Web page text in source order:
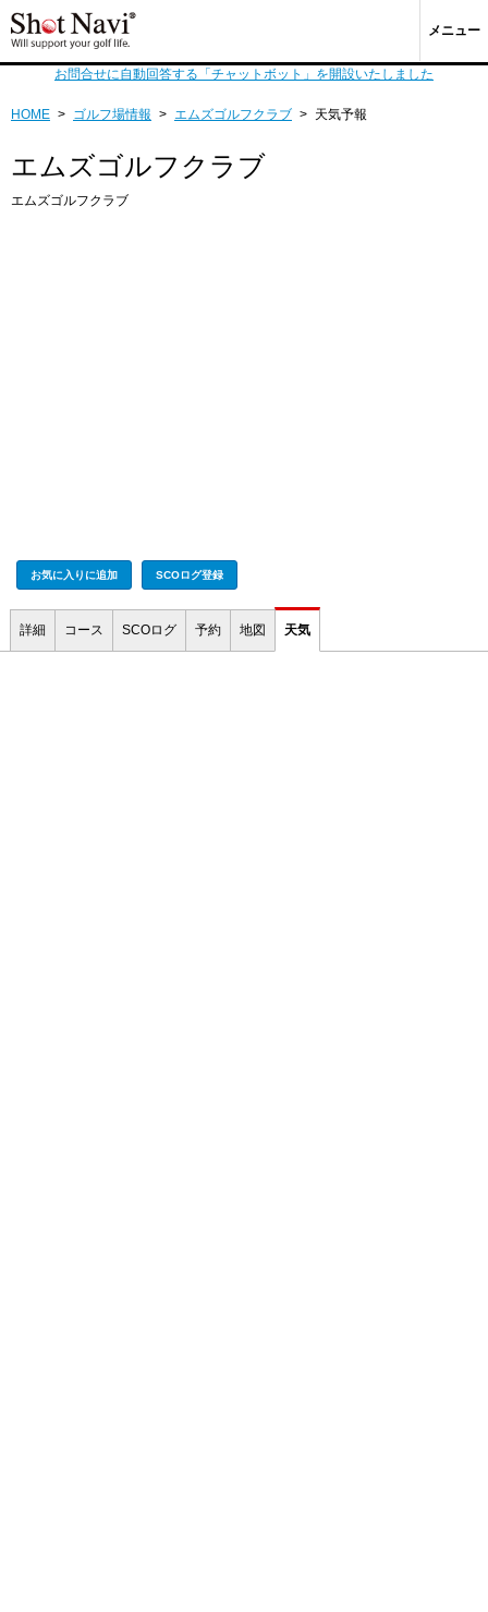
メニュー
お問合せに自動回答する「チャットボット」を開設いたしました
HOME > ゴルフ場情報 > エムズゴルフクラブ > 天気予報
エムズゴルフクラブ
エムズゴルフクラブ
お気に入りに追加 SCOログ登録
詳細 コース SCOログ 予約 地図 天気